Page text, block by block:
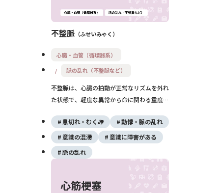
不整脈 ふせいみゃく
心臓・血管（循環器系）
脈の乱れ（不整脈など）
不整脈は、心臓の拍動が正常なリズムを外れ
た状態で、軽度な異常から命に関わる重度な
失神の原因となるほか、脳梗塞や心不全の引
き金となることもあり、早期診断と正確な治
療が求められます。
息切れ・むくみ
動悸・脈の乱れ
意識の混濁
意識に障害がある
脈の乱れ